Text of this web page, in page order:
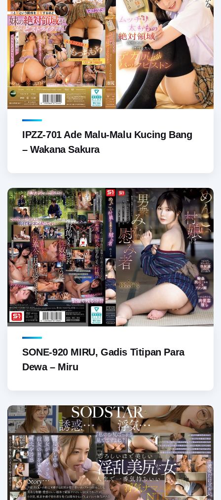
IPZZ-701 Ade Malu-Malu Kucing Bang
– Wakana Sakura
SONE-920 MIRU, Gadis Titipan Para
Dewa – Miru